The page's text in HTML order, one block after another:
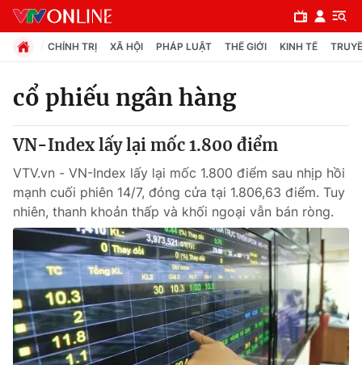
Chuyên mục
Xã hội
Pháp luật
Y tế
Thế giới
CHÍNH TRỊ XÃ HỘI PHÁP LUẬT THẾ GIỚI KINH TẾ
cổ phiếu ngân hàng
VN-Index lấy lại mốc 1.800 điểm
VTV.vn - VN-Index lấy lại mốc 1.800 điểm sau nhịp hồi
mạnh cuối phiên 14/7, đóng cửa tại 1.806,63 điểm. Tuy
nhiên, thanh khoản thấp và khối ngoại vẫn bán ròng.